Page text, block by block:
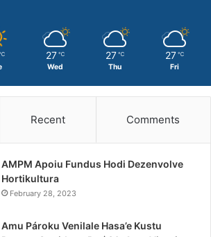
27 ℃
Wed
27 ℃
Thu
27 ℃
Fri
Recent Comments
AMPM Apoiu Fundus Hodi Dezenvolve
Hortikultura
February 28, 2023
Amu Pároku Venilale Hasa’e Kustu